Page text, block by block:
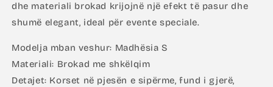
dhe materiali brokad krijojnë një efekt të pasur dhe
shumë elegant, ideal për evente speciale.
Modelja mban veshur: Madhësia S
Materiali: Brokad me shkëlqim
Detajet: Korset në pjesën e sipërme, fund i gjerë,